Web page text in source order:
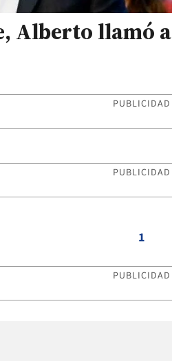
Alberto llamó a
PUBLICIDAD
PUBLICIDAD
1
PUBLICIDAD